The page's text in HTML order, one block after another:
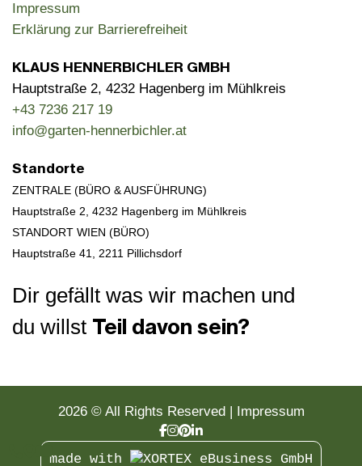
Impressum
Erklärung zur Barrierefreiheit
KLAUS HENNERBICHLER GMBH
Hauptstraße 2, 4232 Hagenberg im Mühlkreis
+43 7236 217 19
info@garten-hennerbichler.at
Standorte
ZENTRALE (BÜRO & AUSFÜHRUNG)
Hauptstraße 2, 4232 Hagenberg im Mühlkreis
STANDORT WIEN (BÜRO)
Hauptstraße 41, 2211 Pillichsdorf
Dir gefällt was wir machen und
du willst Teil davon sein?
2026 © All Rights Reserved Impressum
made with